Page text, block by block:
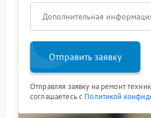
Отправить заявку
Отправляя заявку на ремонт
соглашаетесь с Политикой